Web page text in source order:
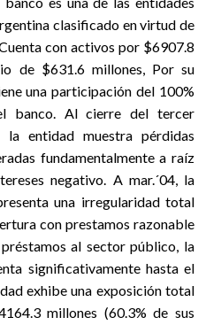
clasificado en virtud de
con activos por $6907.8
de $631.6 millones, Por su
una participación del 100%
banco. Al cierre del tercer
la entidad muestra pérdidas
fundamentalmente a raíz
negativo. A mar.´04, la
una irregularidad total
con prestamos razonable
al sector público, la
significativamente hasta el
exhibe una exposición total
millones (60.3% de sus